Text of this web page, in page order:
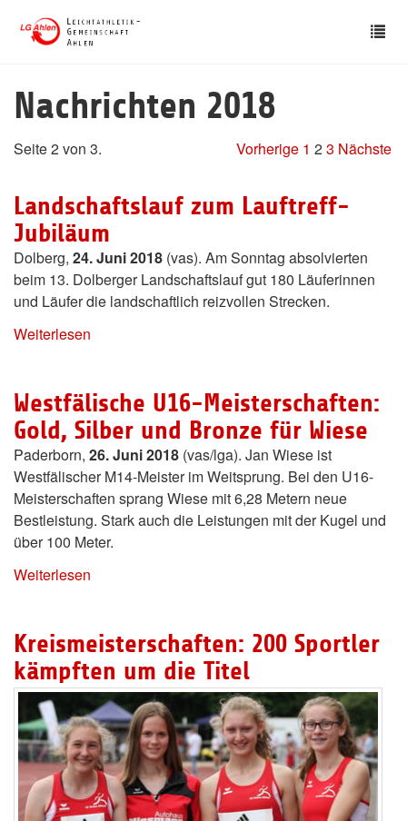
Nachrichten 2018
Seite 2 von 3. Vorherige 1 23 Nächste
Landschaftslauf zum Lauftreff-
Jubiläum
Dolberg, 24. Juni 2018 (vas). Am Sonntag absolvierten
beim 13. Dolberger Landschaftslauf gut 180 Läuferinnen
und Läufer die landschaftlich reizvollen Strecken.
Weiterlesen
Westfälische U16-Meisterschaften:
Gold, Silber und Bronze für Wiese
Paderborn, 26. Juni 2018 (vas/lga). Jan Wiese ist
Westfälischer M14-Meister im Weitsprung. Bei den U16-
Meisterschaften sprang Wiese mit 6,28 Metern neue
Bestleistung. Stark auch die Leistungen mit der Kugel und
über 100 Meter.
Weiterlesen
Kreismeisterschaften: 200 Sportler
kämpften um die Titel